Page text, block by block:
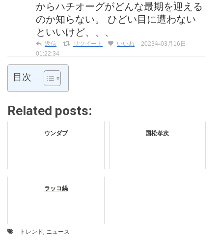
からハチオーグがどんな最期を迎える
のか知らない。 ひどい目に遭わない
といいけど、、、
返信 リツイート いいね
2023年03月16日
01:22:34
目次
Related posts:
ウンダブ 国松孝次
ラッコ鍋
トレンド, ニュース